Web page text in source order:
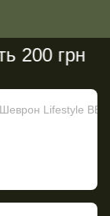
грн
Шеврон Lifestyle BE-